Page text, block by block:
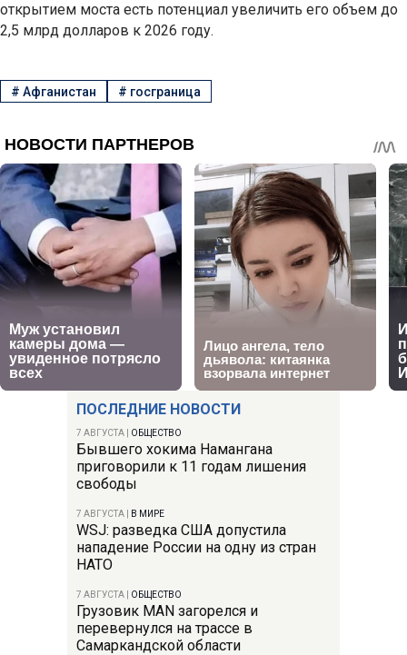
ПОСЛЕДНИЕ НОВОСТИ
7 АВГУСТА ОБЩЕСТВО
Бывшего хокима Намангана
приговорили к 11 годам лишения
свободы
7 АВГУСТА В МИРЕ
WSJ: разведка США допустила
нападение России на одну из стран
НАТО
7 АВГУСТА ОБЩЕСТВО
Грузовик MAN загорелся и
перевернулся на трассе в
Самаркандской области
открытием моста есть потенциал увеличить его объем до
2,5 млрд долларов к 2026 году.
# Афганистан # госграница